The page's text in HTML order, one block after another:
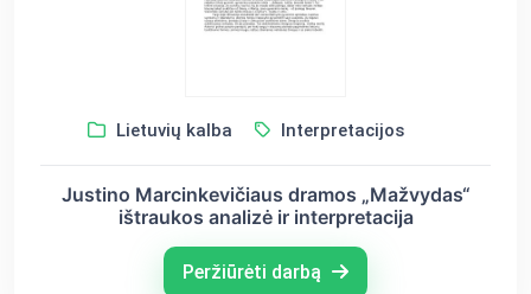
Lietuvių kalba Interpretacijos
Justino Marcinkevičiaus dramos „Mažvydas“
ištraukos analizė ir interpretacija
Peržiūrėti darbą